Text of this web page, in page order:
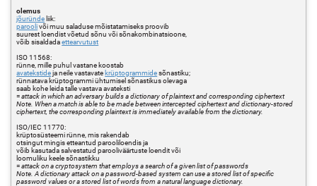
olemus
jõuründe liik:
paroolivõi muu saladuse mõistatamiseks proovib
suurest loendist võetud sõnu või sõnakombinatsioone,
võib sisaldadaettearvutust
ISO 11568:
rünne, mille puhul vastane koostab
avatekstideja neile vastavate krüptogrammidesõnastiku;
rünnatava krüptogrammi ühtumisel sõnastikus olevaga
saab kohe leida talle vastava avateksti
=attack in which an adversary builds a dictionary of plaintext and corresponding ciphertext
Note. When a match is able to be made between intercepted ciphertext and dictionary-stored
ciphertext, the corresponding plaintext is immediately available from the dictionary.
ISO/IEC 11770:
krüptosüsteemi rünne, mis rakendab
otsingut mingis etteantud parooliloendis ja
võib kasutada salvestatud parooliväärtuste loendit või
loomuliku keele sõnastikku
=attack on a cryptosystem that employs a search of a given list of passwords
Note. A dictionary attack on a password-based system can use a stored list of specific
password values or a stored list of words from a natural language dictionary.